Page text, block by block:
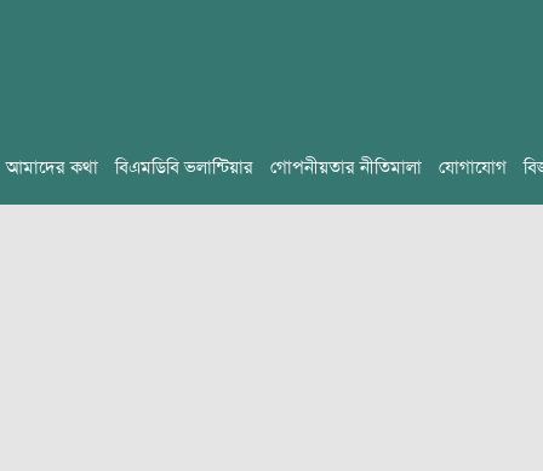
আমাদের কথা বিএমডিবি ভলান্টিয়ার গোপনীয়তার নীতিমালা যোগাযোগ